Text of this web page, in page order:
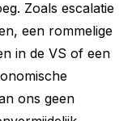
Zoals escalatie
een rommelige
in de VS of een
ons geen